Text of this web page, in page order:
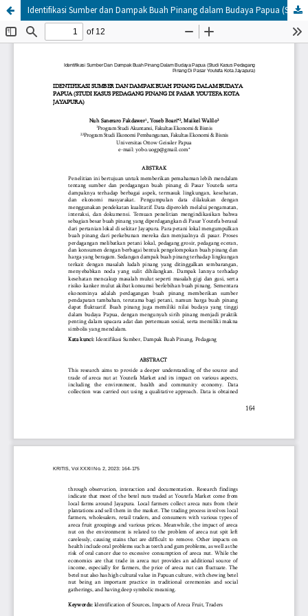
Identifikasi Sumber dan Dampak Buah Pinang dalam Budaya Papua (Studi Kasus Pedagang Pinang di Pasar Youtefa Kota Jayapura)